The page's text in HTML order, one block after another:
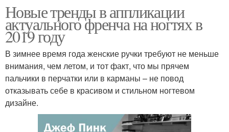
Новые тренды в аппликации
актуального френча на ногтях в
2019 году
В зимнее время года женские ручки требуют не меньше
внимания, чем летом, и тот факт, что мы прячем
пальчики в перчатки или в карманы – не повод
отказывать себе в красивом и стильном ногтевом
дизайне.